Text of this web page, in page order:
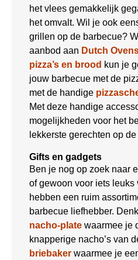
het vlees gemakkelijk
het omvalt. Wil je ook
grillen op de barbecue?
aanbod aan Dutch
pizza’s en brood kun je
jouw barbecue met de
met de handige
Met deze handige
mogelijkheden voor het
lekkerste gerechten op
Gifts en gadgets
Ben je nog op zoek naar
of gewoon voor iets leuks
hebben een ruim
barbecue liefhebber.
nacho-plate waarmee je
knapperige nacho’s van
briebaker waarmee je